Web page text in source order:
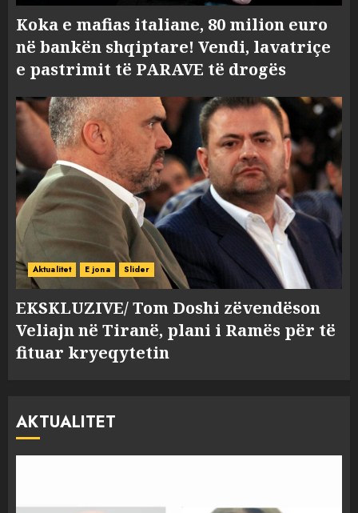
Koka e mafias italiane, 80 milion euro
në bankën shqiptare! Vendi, lavatriçe
e pastrimit të PARAVE të drogës
Aktualitet E jona Slider
EKSKLUZIVE/ Tom Doshi zëvendëson
Veliajn në Tiranë, plani i Ramës për të
fituar kryeqytetin
AKTUALITET